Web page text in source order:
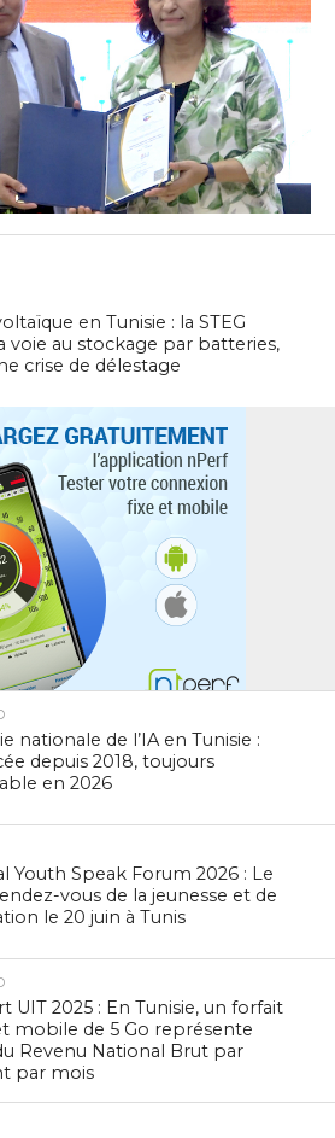
en Tunisie : la STEG
voie au stockage par batteries,
crise de délestage
nationale de l’IA en Tunisie :
depuis 2018, toujours
en 2026
Youth Speak Forum 2026 : Le
vous de la jeunesse et de
le 20 juin à Tunis
UIT 2025 : En Tunisie, un forfait
mobile de 5 Go représente
Revenu National Brut par
par mois